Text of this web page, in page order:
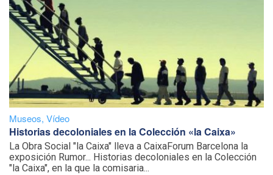
Museos, Vídeo
Historias decoloniales en la Colección «la Caixa»
La Obra Social "la Caixa" lleva a CaixaForum Barcelona la
exposición Rumor... Historias decoloniales en la Colección
"la Caixa", en la que la comisaria...